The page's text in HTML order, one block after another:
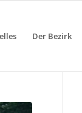
Der Bezirk